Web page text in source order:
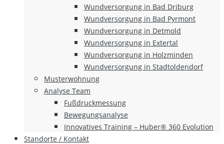
Wundversorgung in Bad Driburg
Wundversorgung in Bad Pyrmont
Wundversorgung in Detmold
Wundversorgung in Extertal
Wundversorgung in Holzminden
Wundversorgung in Stadtoldendorf
Musterwohnung
Analyse Team
Fußdruckmessung
Bewegungsanalyse
Innovatives Training – Huber® 360 Evolution
Standorte / Kontakt